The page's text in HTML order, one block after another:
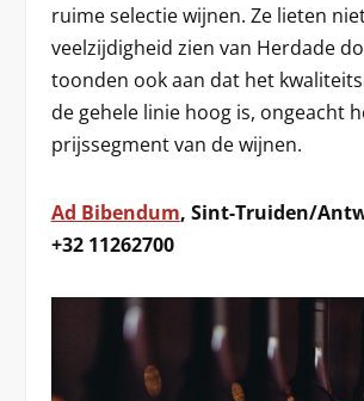
ruime selectie wijnen. Ze lieten
veelzijdigheid zien van Herdade
toonden ook aan dat het
de gehele linie hoog is, ongeacht
prijssegment van de wijnen.
Ad Bibendum, Sint-Truiden/
+32 11262700